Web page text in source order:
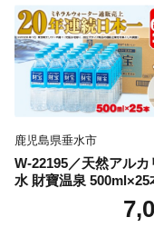
鹿児島県垂水市
W-22195／天然アルカ
水 財寶温泉 500ml×25